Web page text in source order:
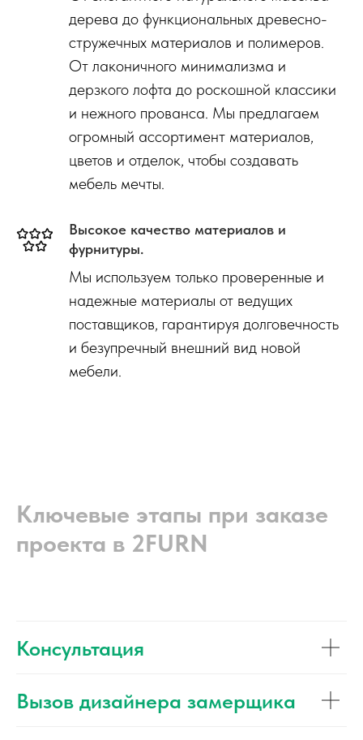
дерева до функциональных древесно-
стружечных материалов и полимеров.
От лаконичного минимализма и
дерзкого лофта до роскошной классики
и нежного прованса. Мы предлагаем
огромный ассортимент материалов,
цветов и отделок, чтобы создавать
мебель мечты.
Высокое качество материалов и
фурнитуры.
Мы используем только проверенные и
надежные материалы от ведущих
поставщиков, гарантируя долговечность
и безупречный внешний вид новой
мебели.
Ключевые этапы при заказе
проекта в 2FURN
Консультация
Вызов дизайнера замерщика